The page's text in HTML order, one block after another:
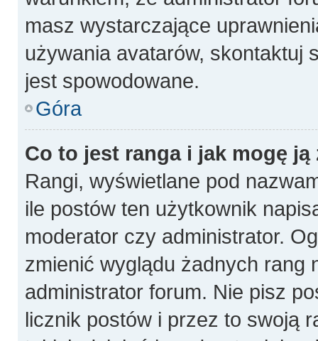
masz wystarczające
używania avatarów, skontaktuj
jest spowodowane.
Góra
Co to jest ranga i jak mogę ją
Rangi, wyświetlane pod
ile postów ten użytkownik
moderator czy administrator.
zmienić wyglądu żadnych rang
administrator forum. Nie pisz
licznik postów i przez to swoją